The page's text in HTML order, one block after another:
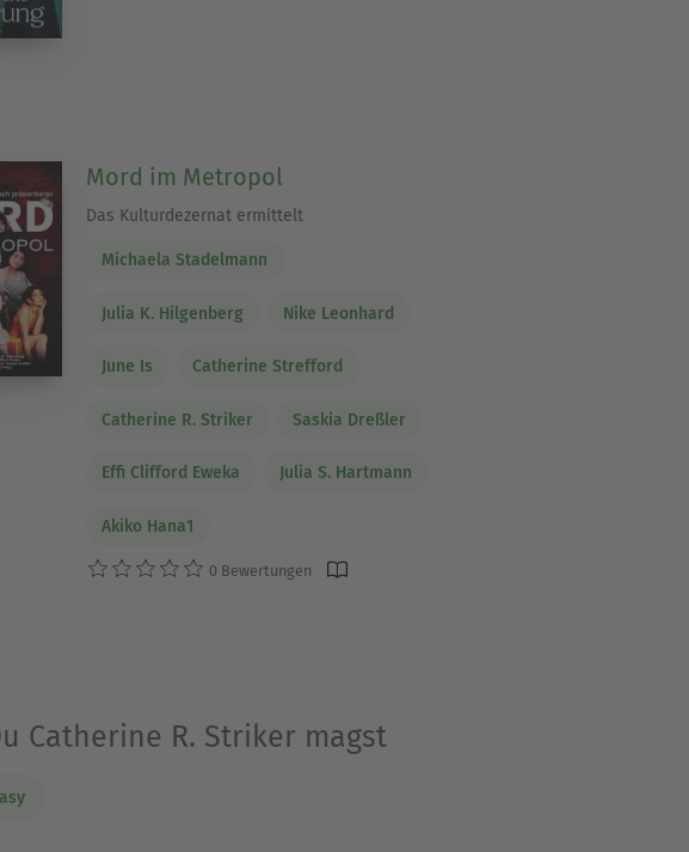
Mord im Metropol
Das Kulturdezernat ermittelt
Michaela Stadelmann
Julia K. Hilgenberg Nike Leonhard
June Is Catherine Strefford
Catherine R. Striker Saskia Dreßler
Effi Clifford Eweka Julia S. Hartmann
Akiko Hana1
0 Bewertungen
Catherine R. Striker magst